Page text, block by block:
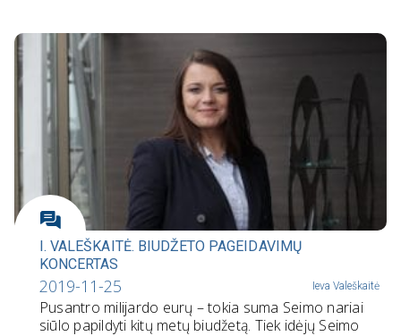
I. VALEŠKAITĖ. BIUDŽETO PAGEIDAVIMŲ
KONCERTAS
2019-11-25 Ieva Valeškaitė
Pusantro milijardo eurų – tokia suma Seimo nariai
siūlo papildyti kitų metų biudžetą. Tiek idėjų Seimo